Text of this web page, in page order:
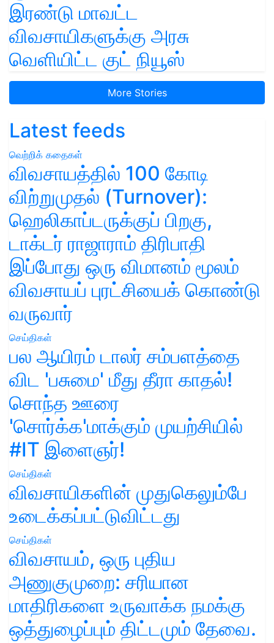
இரண்டு மாவட்ட
விவசாயிகளுக்கு அரசு
வெளியிட்ட குட் நியூஸ்
More Stories
Latest feeds
வெற்றிக் கதைகள்
விவசாயத்தில் 100 கோடி
விற்றுமுதல் (Turnover):
ஹெலிகாப்டருக்குப் பிறகு,
டாக்டர் ராஜாராம் திரிபாதி
இப்போது ஒரு விமானம் மூலம்
விவசாயப் புரட்சியைக் கொண்டு
வருவார்
செய்திகள்
பல ஆயிரம் டாலர் சம்பளத்தை
விட 'பசுமை' மீது தீரா காதல்!
சொந்த ஊரை
'சொர்க்க'மாக்கும் முயற்சியில்
#IT இளைஞர்!
செய்திகள்
விவசாயிகளின் முதுகெலும்பே
உடைக்கப்பட்டுவிட்டது
செய்திகள்
விவசாயம், ஒரு புதிய
அணுகுமுறை: சரியான
மாதிரிகளை உருவாக்க நமக்கு
ஒத்துழைப்பும் திட்டமும் தேவை.